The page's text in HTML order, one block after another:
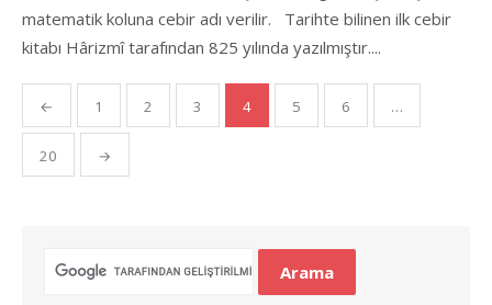
matematik koluna cebir adı verilir. Tarihte bilinen ilk cebir
kitabı Hârizmî tarafından 825 yılında yazılmıştır....
Yazı
gezinmesi
← 1 2 3 4 5 6 …
20 →